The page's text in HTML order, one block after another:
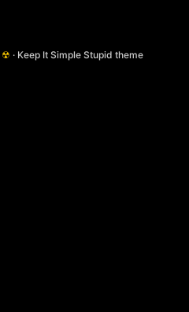
☢ · Keep It Simple Stupid theme